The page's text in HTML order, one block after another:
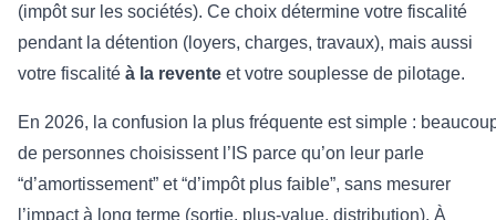
(impôt sur les sociétés). Ce choix détermine votre fiscalité
pendant la détention (loyers, charges, travaux), mais aussi
votre fiscalité à la revente et votre souplesse de pilotage.
En 2026, la confusion la plus fréquente est simple :
de personnes choisissent l’IS parce qu’on leur parle
“d’amortissement” et “d’impôt plus faible”, sans mesurer
l’impact à long terme (sortie, plus-value, distribution). À